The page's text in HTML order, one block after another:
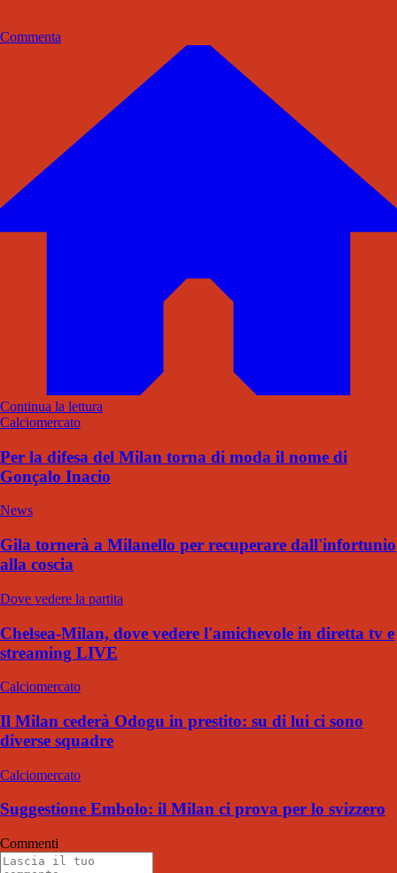
Commenta
Continua la lettura
Calciomercato
Per la difesa del Milan torna di moda il nome di
Gonçalo Inacio
News
Gila tornerà a Milanello per recuperare dall'infortunio
alla coscia
Dove vedere la partita
Chelsea-Milan, dove vedere l'amichevole in diretta tv e
streaming LIVE
Calciomercato
Il Milan cederà Odogu in prestito: su di lui ci sono
diverse squadre
Calciomercato
Suggestione Embolo: il Milan ci prova per lo svizzero
Commenti